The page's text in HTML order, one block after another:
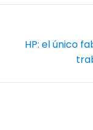
PublicaciónHP: el único